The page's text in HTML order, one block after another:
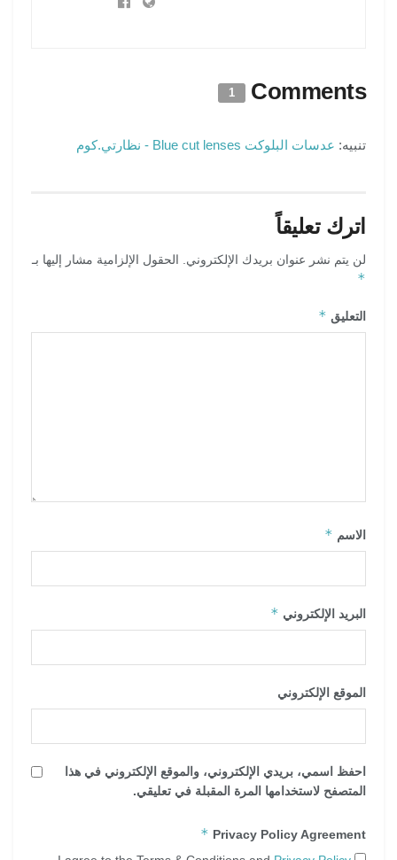
Comments
1
تنبيه: عدسات البلوكت Blue cut lenses - نظارتي.كوم
اترك تعليقاً
لن يتم نشر عنوان بريدك الإلكتروني. الحقول الإلزامية مشار إليها بـ
*
التعليق *
الاسم *
البريد الإلكتروني *
الموقع الإلكتروني
احفظ اسمي، بريدي الإلكتروني، والموقع الإلكتروني في هذا
المتصفح لاستخدامها المرة المقبلة في تعليقي.
Privacy Policy Agreement
*